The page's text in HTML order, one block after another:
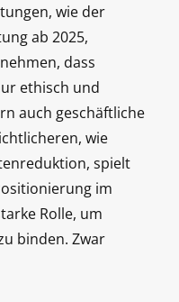
wie der
ab 2025,
dass
ethisch und
auch geschäftliche
wie
spielt
im
Rolle, um
binden. Zwar